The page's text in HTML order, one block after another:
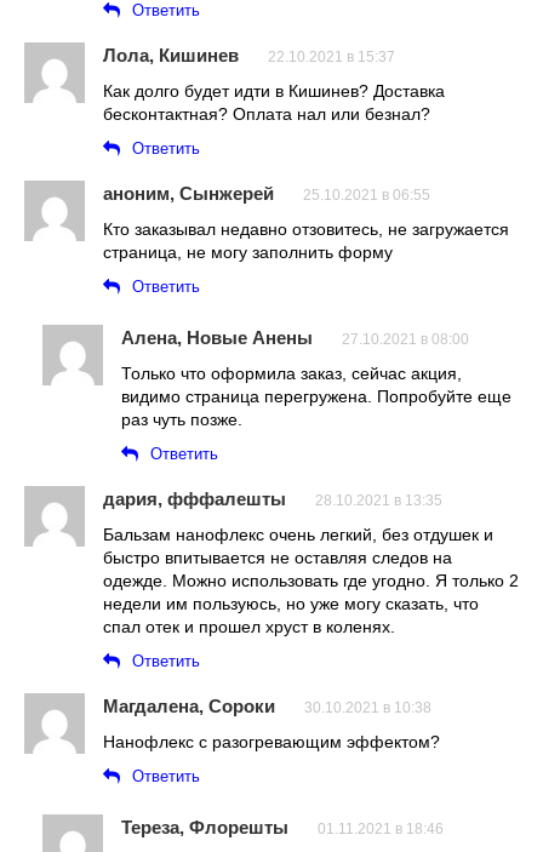
Ответить
Лола, Кишинев 22.10.2021 в 15:37
Как долго будет идти в Кишинев? Доставка
бесконтактная? Оплата нал или безнал?
Ответить
аноним, Сынжерей 25.10.2021 в 06:55
Кто заказывал недавно отзовитесь, не загружается
страница, не могу заполнить форму
Ответить
Алена, Новые Анены 27.10.2021 в 08:00
Только что оформила заказ, сейчас акция,
видимо страница перегружена. Попробуйте еще
раз чуть позже.
Ответить
дария, фффалешты 28.10.2021 в 13:35
Бальзам нанофлекс очень легкий, без отдушек и
быстро впитывается не оставляя следов на
одежде. Можно использовать где угодно. Я только 2
недели им пользуюсь, но уже могу сказать, что
спал отек и прошел хруст в коленях.
Ответить
Магдалена, Сороки 30.10.2021 в 10:38
Нанофлекс с разогревающим эффектом?
Ответить
Тереза, Флорешты 01.11.2021 в 18:46